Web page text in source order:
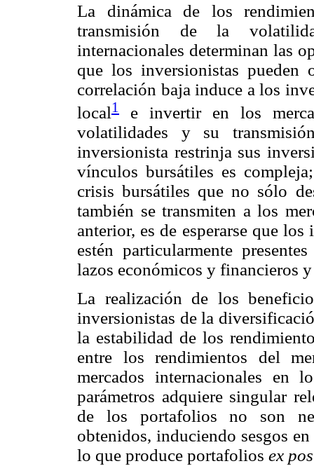
La dinámica de los
transmisión de la
internacionales determinan las
que los inversionistas pueden
correlación baja induce a los
local1
e invertir en los
volatilidades y su
inversionista restrinja sus
vínculos bursátiles es
crisis bursátiles que no sólo
también se transmiten a los
anterior, es de esperarse que
estén particularmente
lazos económicos y financieros
La realización de los
inversionistas de la
la estabilidad de los
entre los rendimientos del
mercados internacionales en
parámetros adquiere singular
de los portafolios no son
obtenidos, induciendo sesgos
lo que produce portafolios ex